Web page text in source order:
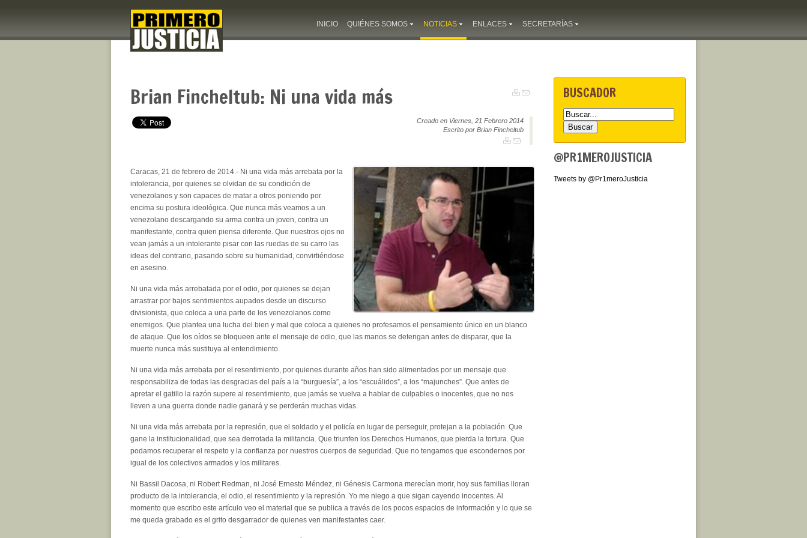
INICIO QUIÉNES SOMOS NOTICIAS ENLACES SECRETARÍAS
Brian Fincheltub: Ni una vida más
Creado en Viernes, 21 Febrero 2014
Escrito por Brian Fincheltub
Caracas, 21 de febrero de 2014.- Ni una vida más arrebata por la
intolerancia, por quienes se olvidan de su condición de
venezolanos y son capaces de matar a otros poniendo por
encima su postura ideológica. Que nunca más veamos a un
venezolano descargando su arma contra un joven, contra un
manifestante, contra quien piensa diferente. Que nuestros ojos no
vean jamás a un intolerante pisar con las ruedas de su carro las
ideas del contrario, pasando sobre su humanidad, convirtiéndose
en asesino.
Ni una vida más arrebatada por el odio, por quienes se dejan
arrastrar por bajos sentimientos aupados desde un discurso
divisionista, que coloca a una parte de los venezolanos como
enemigos. Que plantea una lucha del bien y mal que coloca a quienes no profesamos el pensamiento único en un blanco
de ataque. Que los oídos se bloqueen ante el mensaje de odio, que las manos se detengan antes de disparar, que la
muerte nunca más sustituya al entendimiento.
Ni una vida más arrebata por el resentimiento, por quienes durante años han sido alimentados por un mensaje que
responsabiliza de todas las desgracias del país a la “burguesía”, a los “escuálidos”, a los “majunches”. Que antes de
apretar el gatillo la razón supere al resentimiento, que jamás se vuelva a hablar de culpables o inocentes, que no nos
lleven a una guerra donde nadie ganará y se perderán muchas vidas.
Ni una vida más arrebata por la represión, que el soldado y el policía en lugar de perseguir, protejan a la población. Que
gane la institucionalidad, que sea derrotada la militancia. Que triunfen los Derechos Humanos, que pierda la tortura. Que
podamos recuperar el respeto y la confianza por nuestros cuerpos de seguridad. Que no tengamos que escondernos por
igual de los colectivos armados y los militares.
Ni Bassil Dacosa, ni Robert Redman, ni José Ernesto Méndez, ni Génesis Carmona merecían morir, hoy sus familias lloran
producto de la intolerancia, el odio, el resentimiento y la represión. Yo me niego a que sigan cayendo inocentes. Al
momento que escribo este artículo veo el material que se publica a través de los pocos espacios de información y lo que se
me queda grabado es el grito desgarrador de quienes ven manifestantes caer.
BUSCADOR
@PR1MEROJUSTICIA
Tweets by @Pr1meroJusticia